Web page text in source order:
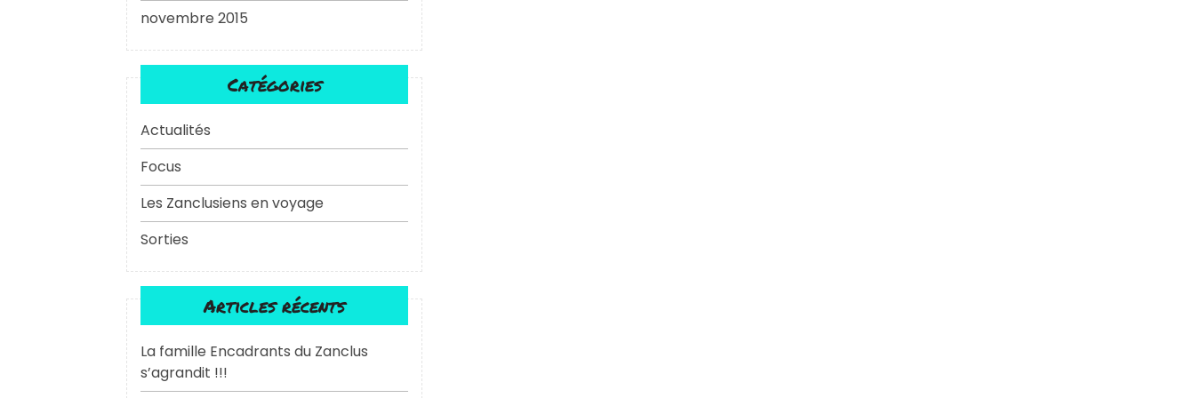
novembre 2015
Catégories
Actualités
Focus
Les Zanclusiens en voyage
Sorties
Articles récents
La famille Encadrants du Zanclus
s’agrandit !!!